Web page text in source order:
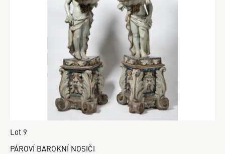
Lot 9
PÁROVÍ BAROKNÍ NOSIČI